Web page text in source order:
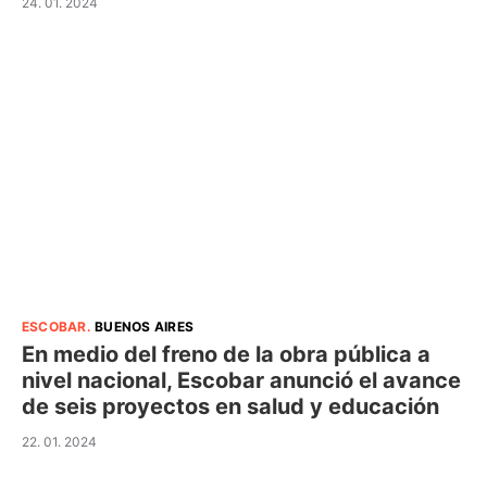
ESCOBAR.BUENOS AIRES
En medio del freno de la obra pública a
nivel nacional, Escobar anunció el avance
de seis proyectos en salud y educación
22. 01. 2024